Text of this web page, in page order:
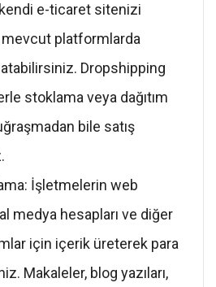
e-ticaret sitenizi
mevcut platformlarda
Dropshipping
stoklama veya dağıtım
bile satış
İşletmelerin web
medya hesapları ve diğer
için içerik üreterek para
Makaleler, blog yazıları,